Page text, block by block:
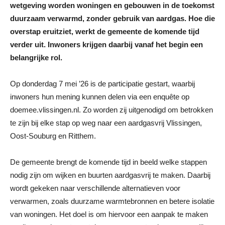
wetgeving worden woningen en gebouwen in de toekomst
duurzaam verwarmd, zonder gebruik van aardgas. Hoe die
overstap eruitziet, werkt de gemeente de komende tijd
verder uit. Inwoners krijgen daarbij vanaf het begin een
belangrijke rol.
Op donderdag 7 mei ’26 is de participatie gestart, waarbij
inwoners hun mening kunnen delen via een enquête op
doemee.vlissingen.nl. Zo worden zij uitgenodigd om betrokken
te zijn bij elke stap op weg naar een aardgasvrij Vlissingen,
Oost-Souburg en Ritthem.
De gemeente brengt de komende tijd in beeld welke stappen
nodig zijn om wijken en buurten aardgasvrij te maken. Daarbij
wordt gekeken naar verschillende alternatieven voor
verwarmen, zoals duurzame warmtebronnen en betere isolatie
van woningen. Het doel is om hiervoor een aanpak te maken